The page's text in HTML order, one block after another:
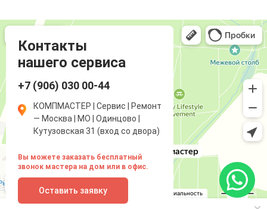
Контакты
нашего сервиса
+7 (906) 030 00-44
КОМПМАСТЕР | Сервис | Ремонт
— Москва | МО | Одинцово |
Кутузовская 31 (вход со двора)
Вы можете заказать бесплатный
звонок мастера на дом или в офис.
Оставить заявку
Компмастер
Ремонт аудиотехники и видеотехники в Одинцово